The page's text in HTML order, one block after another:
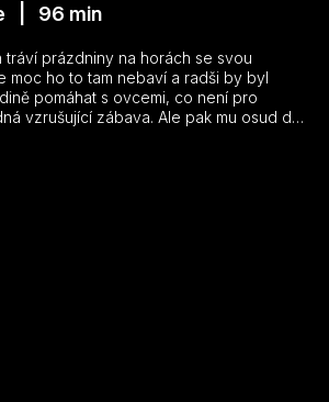
| 96 min
tráví prázdniny na horách se svou
moc ho to tam nebaví a radši by byl
pomáhat s ovcemi, co není pro
vzrušující zábava. Ale pak mu osud do
bílého psa, kterému jeho
a zachránil svého nově